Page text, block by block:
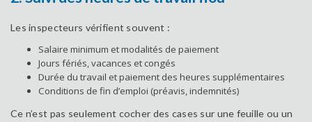
Les inspecteurs vérifient souvent :
Salaire minimum et modalités de paiement
Jours fériés, vacances et congés
Durée du travail et paiement des heures supplémentaires
Conditions de fin d’emploi (préavis, indemnités)
Ce n’est pas seulement cocher des cases sur une feuille ou un